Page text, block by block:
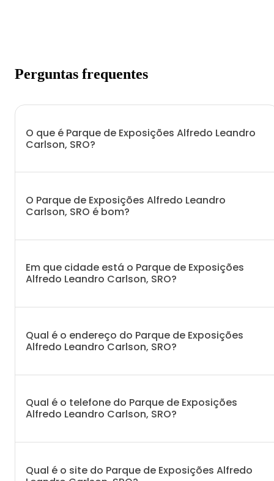
Perguntas frequentes
O que é Parque de Exposições Alfredo Leandro
Carlson, SRO?
O Parque de Exposições Alfredo Leandro
Carlson, SRO é bom?
Em que cidade está o Parque de Exposições
Alfredo Leandro Carlson, SRO?
Qual é o endereço do Parque de Exposições
Alfredo Leandro Carlson, SRO?
Qual é o telefone do Parque de Exposições
Alfredo Leandro Carlson, SRO?
Qual é o site do Parque de Exposições Alfredo